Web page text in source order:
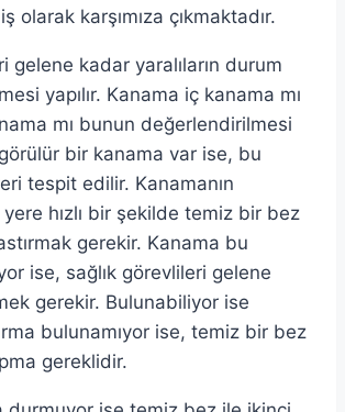
olarak karşımıza çıkmaktadır.
gelene kadar yaralıların durum
yapılır. Kanama iç kanama mı
mı bunun değerlendirilmesi
görülür bir kanama var ise, bu
tespit edilir. Kanamanın
hızlı bir şekilde temiz bir bez
gerekir. Kanama bu
ise, sağlık görevlileri gelene
gerekir. Bulunabiliyor ise
bulunamıyor ise, temiz bir bez
gereklidir.